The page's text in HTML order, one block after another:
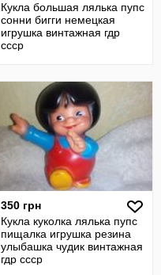
Кукла большая лялька пупс
сонни бигги немецкая
игрушка винтажная гдр
ссср
350 грн
Кукла куколка лялька пупс
пищалка игрушка резина
улыбашка чудик винтажная
гдр ссср